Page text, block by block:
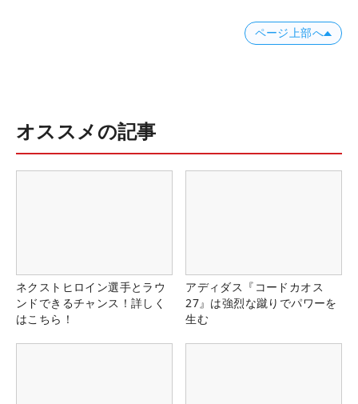
ページ上部へ
オススメの記事
ネクストヒロイン選手とラウ
ンドできるチャンス！詳しく
はこちら！
アディダス『コードカオス
27』は強烈な蹴りでパワーを
生む